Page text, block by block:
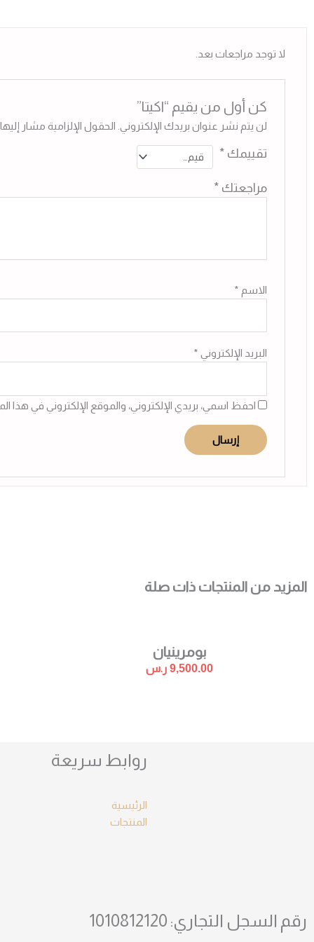
لا توجد مراجعات بعد.
كن أول من يقيم “اكيتا”
لن يتم نشر عنوان بريدك الإلكتروني. الحقول الإلزامية مشار
تقييمك *
مراجعتك *
الاسم *
البريد الإلكتروني *
احفظ اسمي، بريدي الإلكتروني، والموقع الإلكتروني في هذا
المزيد من المنتجات ذات صلة
بومرينيان
9,500.00 ر.س
روابط سريعة
الرئيسية
المنتجات
رقم السجل التجاري: 1010812120